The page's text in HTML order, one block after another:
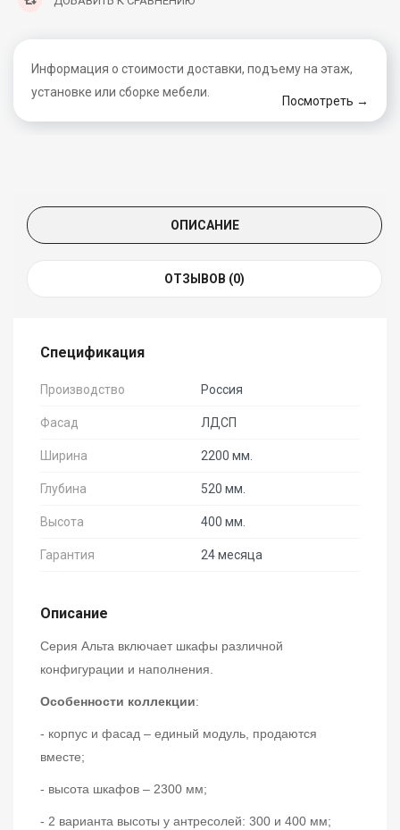
Информация о стоимости доставки, подъему на этаж,
установке или сборке мебели.
Посмотреть →
ОПИСАНИЕ
ОТЗЫВОВ (0)
Спецификация
Производство Россия
Фасад ЛДСП
Ширина 2200 мм.
Глубина 520 мм.
Высота 400 мм.
Гарантия 24 месяца
Описание
Серия Альта включает шкафы различной
конфигурации и наполнения.
Особенности коллекции:
- корпус и фасад – единый модуль, продаются
вместе;
- высота шкафов – 2300 мм;
- 2 варианта высоты у антресолей: 300 и 400 мм;